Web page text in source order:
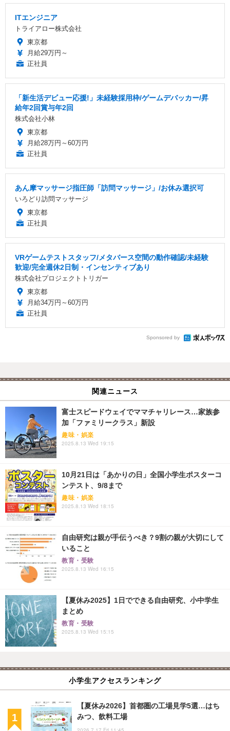
ITエンジニア
トライアロー株式会社
東京都
月給29万円～
正社員
「新生活デビュー応援!」未経験採用枠/ゲームデバッカー/昇
給年2回賞与年2回
株式会社小林
東京都
月給28万円～60万円
正社員
あん摩マッサージ指圧師「訪問マッサージ」/お休み選択可
いろどり訪問マッサージ
東京都
正社員
VRゲームテストスタッフ/メタバース空間の動作確認/未経験
歓迎/完全週休2日制・インセンティブあり
株式会社プロジェクトトリガー
東京都
月給34万円～60万円
正社員
Sponsored by
関連ニュース
富士スピードウェイでママチャリレース…家族参
加「ファミリークラス」新設
趣味・娯楽
2025.8.13 Wed 19:15
10月21日は「あかりの日」全国小学生ポスターコ
ンテスト、9/8まで
趣味・娯楽
2025.8.13 Wed 18:15
自由研究は親が手伝うべき？9割の親が大切にして
いること
教育・受験
2025.8.13 Wed 16:15
【夏休み2025】1日でできる自由研究、小中学生
まとめ
教育・受験
2025.8.13 Wed 15:15
小学生アクセスランキング
【夏休み2026】首都圏の工場見学5選…はち
みつ、飲料工場